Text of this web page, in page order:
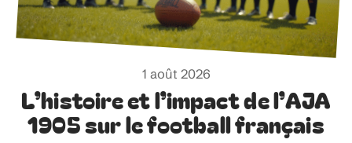
1 août 2026
L’histoire et l’impact de l’AJA
1905 sur le football français